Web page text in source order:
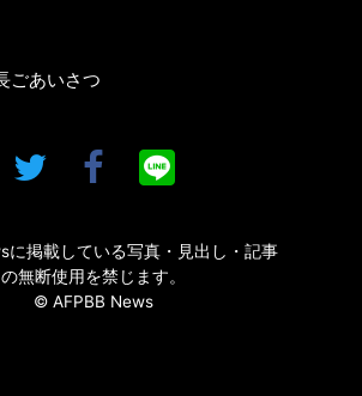
ごあいさつ
に掲載している写真・見出し・記事
の無断使用を禁じます。
© AFPBB News